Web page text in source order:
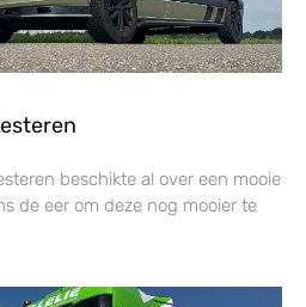
beschikte al over een mooie
de eer om deze nog mooier te